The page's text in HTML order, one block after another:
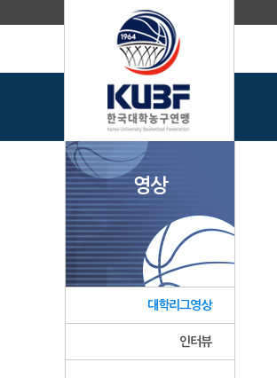
영상
대학리그영상
인터뷰